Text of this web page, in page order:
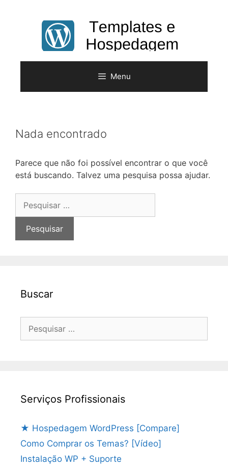
Menu
Nada encontrado
Parece que não foi possível encontrar o que você
está buscando. Talvez uma pesquisa possa ajudar.
por:
Buscar
Serviços Profissionais
★ Hospedagem WordPress [Compare]
Como Comprar os Temas? [Vídeo]
Instalação WP + Suporte